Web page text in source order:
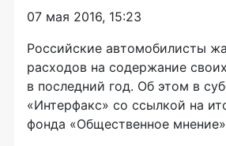
07 мая 2016, 15:23
Российские автомобилисты
расходов на содержание
в последний год. Об этом в
«Интерфакс» со ссылкой на
фонда «Общественное